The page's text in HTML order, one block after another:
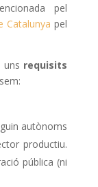
pel
Catalunya pel
uns requisits
autònoms
productiu.
pública (ni